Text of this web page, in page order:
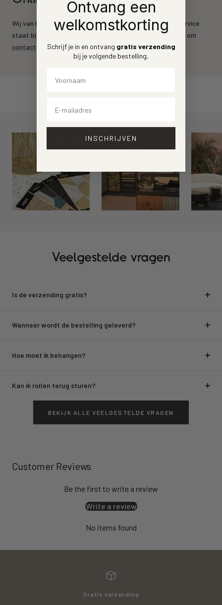
Wij van Behang.nl leveren de mooiste behang merken. Service
staat bij ons voorrop. Heeft u een vraag? Aarzel dan niet om
contact op te nemen.
Veelgestelde vragen
Is de verzending gratis?
Wanneer wordt de bestelling geleverd?
Hoe moet ik behangen?
Kan ik rollen terug sturen?
BEKIJK ALLE VEELGESTELDE VRAGEN
Customer Reviews
Be the first to write a review
Write a review
No items found
Gratis verzending
Ontvang een
welkomstkorting
Schrijf je in en ontvang gratis verzending
bij je volgende bestelling.
INSCHRIJVEN